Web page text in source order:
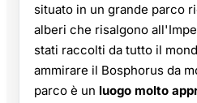
situato in un grande parco
alberi che risalgono
stati raccolti da tutto il
ammirare il Bosphorus da
parco è un luogo molto